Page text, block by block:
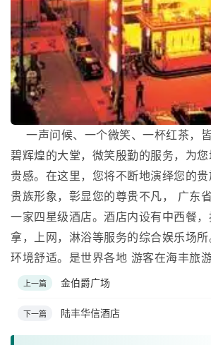
一声问候、一个微笑、一杯红茶，
碧辉煌的大堂，微笑殷勤的服务，为
贵感。在这里，您将不断地演绎您的
贵族形象，彰显您的尊贵不凡， 广东
一家四星级酒店。酒店内设有中西餐
拿，上网，淋浴等服务的综合娱乐场所
环境舒适。是世界各地 游客在海丰旅
上一篇 金伯爵广场
下一篇 陆丰华信酒店